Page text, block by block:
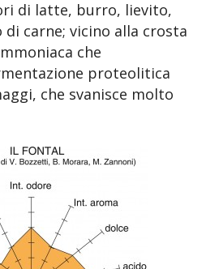
di latte, burro, lievito,
carne; vicino alla crosta
che
proteolitica
che svanisce molto